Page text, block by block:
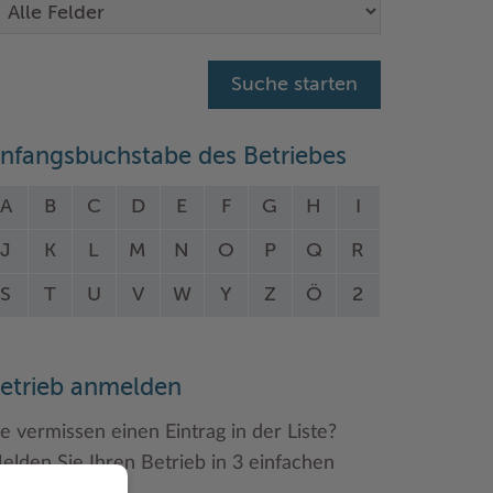
des Betriebes
A B C D E F G H
J K L M N O P Q R
S T U V W Y Z Ö 2
anmelden
vermissen einen Eintrag in der Liste?
Sie Ihren Betrieb in 3 einfachen